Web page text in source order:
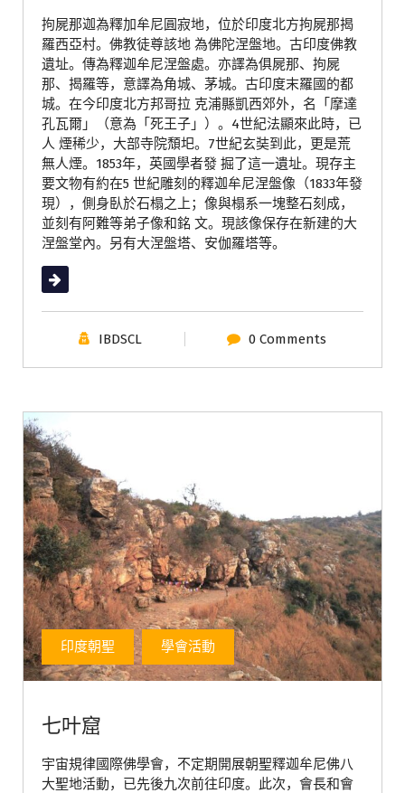
拘屍那迦為釋加牟尼圓寂地，位於印度北方拘屍那揭
羅西亞村。佛教徒尊該地 為佛陀涅盤地。古印度佛教
遺址。傳為釋迦牟尼涅盤處。亦譯為俱屍那、拘屍
那、揭羅等，意譯為角城、茅城。古印度末羅國的都
城。在今印度北方邦哥拉 克浦縣凱西郊外，名「摩達
孔瓦爾」（意為「死王子」）。4世紀法顯來此時，已
人 煙稀少，大部寺院頹圯。7世紀玄奘到此，更是荒
無人煙。1853年，英國學者發 掘了這一遺址。現存主
要文物有約在5 世紀雕刻的釋迦牟尼涅盤像（1833年發
現），側身臥於石榻之上；像與榻系一塊整石刻成，
並刻有阿難等弟子像和銘 文。現該像保存在新建的大
涅盤堂內。另有大涅盤塔、安伽羅塔等。
Read More
IBDSCL 0 Comments
印度朝聖 學會活動
七叶窟
宇宙規律國際佛學會，不定期開展朝聖釋迦牟尼佛八
大聖地活動，已先後九次前往印度。此次，會長和會